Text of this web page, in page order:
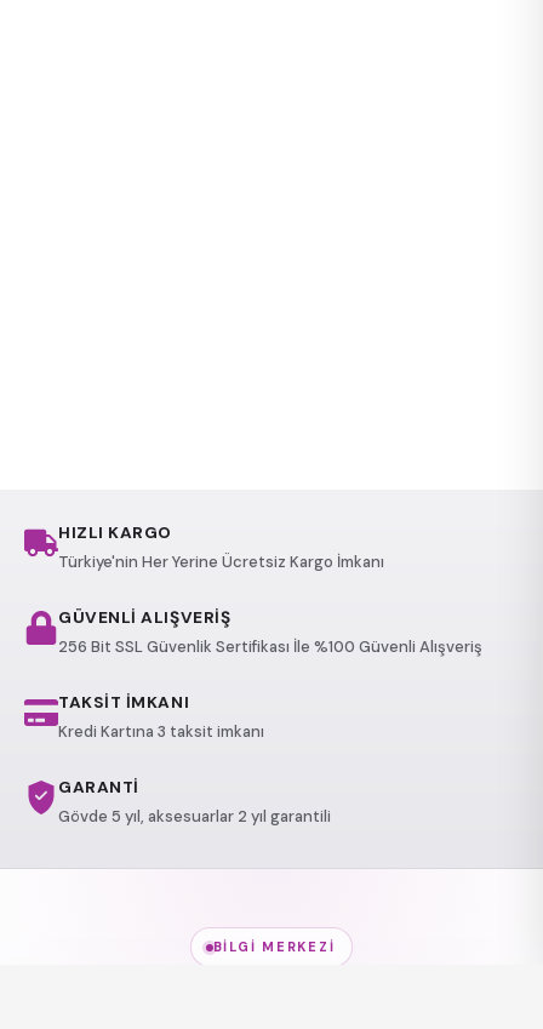
HIZLI KARGO
Türkiye'nin Her Yerine Ücretsiz Kargo İmkanı
GÜVENLİ ALIŞVERİŞ
256 Bit SSL Güvenlik Sertifikası İle %100 Güvenli Alışveriş
TAKSİT İMKANI
Kredi Kartına 3 taksit imkanı
GARANTİ
Gövde 5 yıl, aksesuarlar 2 yıl garantili
BILGI MERKEZI